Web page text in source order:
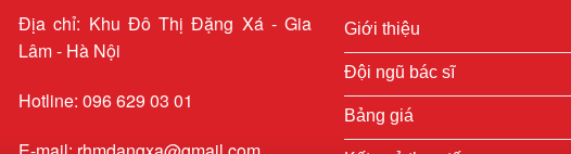
Địa chỉ: Khu Đô Thị Đặng Xá - Gia
Lâm - Hà Nội
Hotline: 096 629 03 01
Giới thiệu
Đội ngũ bác sĩ
Bảng giá